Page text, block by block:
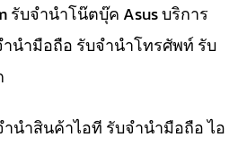
รับจำนำโน๊ตบุ๊ค Asus บริการ
นำมือถือ รับจำนำโทรศัพท์ รับ
นำสินค้าไอที รับจำนำมือถือ ไอ